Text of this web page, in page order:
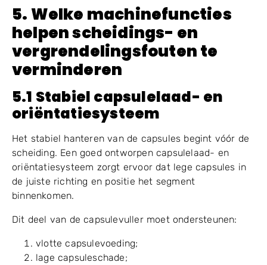
Gelatinecapsules
helpen scheidings- en
vergrendelingsfouten te
verminderen
5.1 Stabiel capsulelaad- en
oriëntatiesysteem
scheiding. Een goed ontworpen capsulelaad- en
de juiste richting en positie het segment